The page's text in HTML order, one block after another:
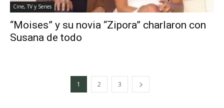
Cine, TV y Series
“Moises” y su novia “Zipora” charlaron con
Susana de todo
1 2 3